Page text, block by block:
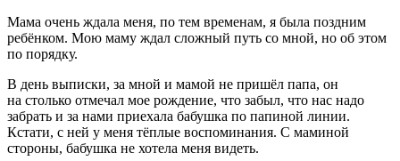
Мама очень ждала меня, по тем временам, я была поздним
ребёнком. Мою маму ждал сложный путь со мной, но об этом
по порядку.
В день выписки, за мной и мамой не пришёл папа, он
на столько отмечал мое рождение, что забыл, что нас надо
забрать и за нами приехала бабушка по папиной линии.
Кстати, с ней у меня тёплые воспоминания. С маминой
стороны, бабушка не хотела меня видеть.